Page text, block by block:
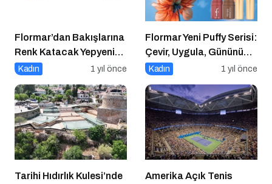
Flormar’dan Bakışlarına
Renk Katacak Yepyeni
Color Treasure Maskara
Kadın 1 yıl önce
Flormar Yeni Puffy Serisi:
Çevir, Uygula, Gününü
Renklendir!
Kadın 1 yıl önce
Tarihi Hıdırlık Kulesi’nde
Amerika Açık Tenis